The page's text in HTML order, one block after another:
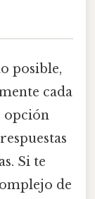
posible,
cada
opción
Si te
de